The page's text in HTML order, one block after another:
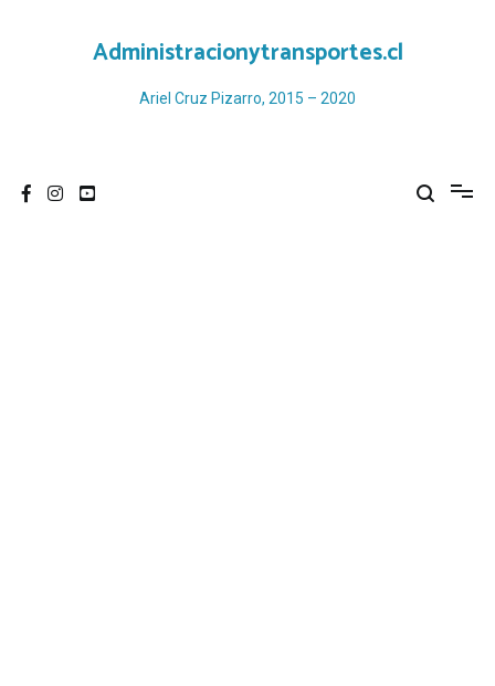
Administracionytransportes.cl
Ariel Cruz Pizarro, 2015 – 2020